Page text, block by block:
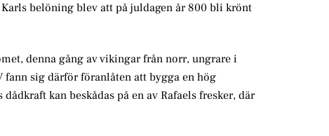
belöning blev att på juldagen år 800 bli krönt
denna gång av vikingar från norr, ungrare i
fann sig därför föranlåten att bygga en hög
kan beskådas på en av Rafaels fresker, där